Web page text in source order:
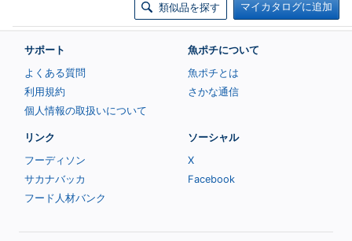
類似品を探す マイカタログに追加
サポート
よくある質問
利用規約
個人情報の取扱いについて
魚ポチについて
魚ポチとは
さかな通信
リンク
フーディソン
サカナバッカ
フード人材バンク
ソーシャル
X
Facebook